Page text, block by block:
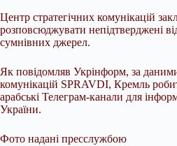
Центр стратегічних комунікацій
розповсюджувати непідтверджені
сумнівних джерел.
Як повідомляв Укрінформ, за
комунікацій SPRAVDI, Кремль
арабські Телеграм-канали для
України.
Фото надані пресслужбою